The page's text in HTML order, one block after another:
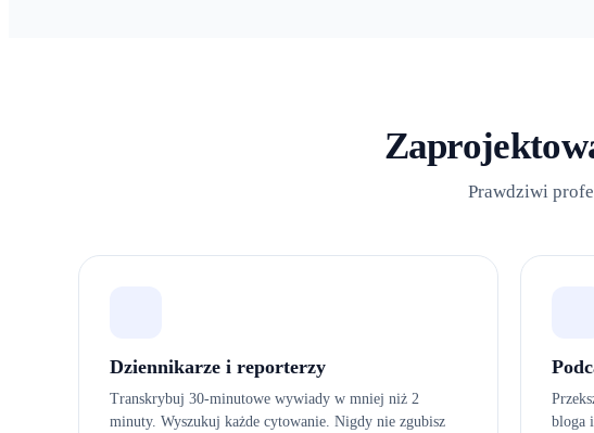
Prawdziwi
Dziennikarze i reporterzy
Transkrybuj 30-minutowe wywiady w mniej niż 2
minuty. Wyszukuj każde cytowanie. Nigdy nie zgubisz
bloga